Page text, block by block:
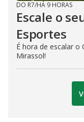
DO R7/HÁ 9 HORAS
Escale o
Esportes
É hora de escalar
Mirassol!